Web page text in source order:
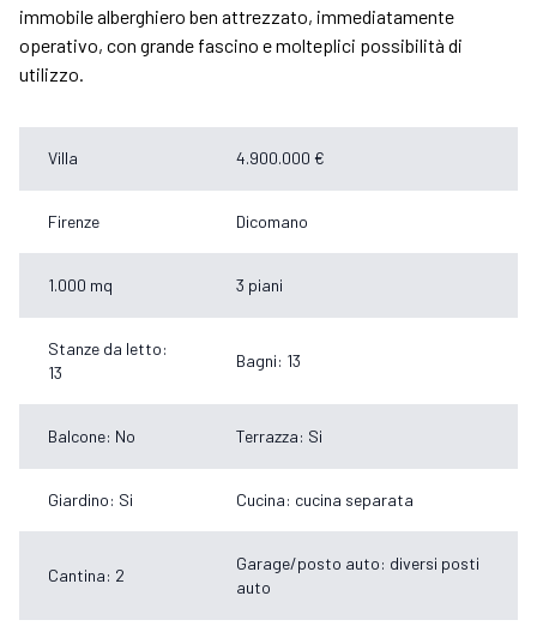
immobile alberghiero ben attrezzato, immediatamente
operativo, con grande fascino e molteplici possibilità di
utilizzo.
Villa 4.900.000 €
Firenze Dicomano
1.000 mq 3 piani
Stanze da letto:
13
Bagni: 13
Balcone: No Terrazza: Si
Giardino: Si Cucina: cucina separata
Cantina: 2
Garage/posto auto: diversi posti
auto